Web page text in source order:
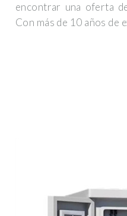
encontrar una oferta
Con más de 10 años de